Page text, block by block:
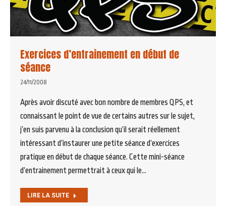
Exercices d’entrainement en début de
séance
24/11/2008
Après avoir discuté avec bon nombre de membres QPS, et
connaissant le point de vue de certains autres sur le sujet,
j’en suis parvenu à la conclusion qu’il serait réellement
intéressant d’instaurer une petite séance d’exercices
pratique en début de chaque séance. Cette mini-séance
d’entrainement permettrait à ceux qui le…
LIRE LA SUITE